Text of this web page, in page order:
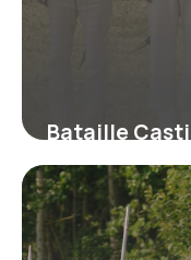
Bataille
2026
16 juin 2026